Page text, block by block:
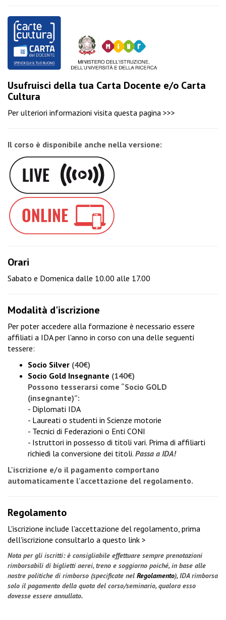
Usufruisci della tua Carta Docente e/o Carta
Cultura
Per ulteriori informazioni visita questa pagina >>>
Il corso è disponibile anche nella versione:
Orari
Sabato e Domenica dalle 10.00 alle 17.00
Modalità d'iscrizione
Per poter accedere alla formazione è necessario essere
affiliati a IDA per l'anno in corso con una delle seguenti
tessere:
Socio Silver (40€)
Socio Gold Insegnante (140€)
Possono tesserarsi come “Socio GOLD
(insegnante)”:
- Diplomati IDA
- Laureati o studenti in Scienze motorie
- Tecnici di Federazioni o Enti CONI
- Istruttori in possesso di titoli vari. Prima di affiliarti
richiedi la conversione dei titoli. Passa a IDA!
L'iscrizione e/o il pagamento comportano
automaticamente l'accettazione del regolamento.
Regolamento
L'iscrizione include l'accettazione del regolamento, prima
dell'iscrizione consultarlo a questo link >
Nota per gli iscritti: è consigliabile effettuare sempre prenotazioni
rimborsabili di biglietti aerei, treno e soggiorno poiché, in base alle
nostre politiche di rimborso (specificate nel Regolamento), IDA rimborsa
solo il pagamento della quota del corso/seminario, qualora esso
dovesse essere annullato.